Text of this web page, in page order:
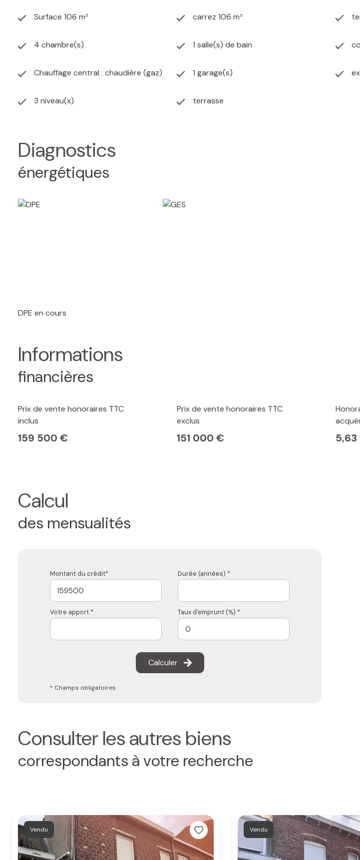
Surface 106 m² carrez 106 m²
4 chambre(s) 1 salle(s) de bain
Chauffage central : chaudière (gaz) 1 garage(s)
3 niveau(x) terrasse
Diagnostics
énergétiques
DPE en cours
Informations
financières
Prix de vente honoraires TTC
inclus
159 500 €
Prix de vente honoraires TTC
exclus
151 000 € 5,63
Calcul
des mensualités
Montant du crédit* Durée (années) *
Votre apport * Taux d'emprunt (%) *
Calculer
* Champs obligatoires
Consulter les autres biens
correspondants à votre recherche
Vendu Vendu